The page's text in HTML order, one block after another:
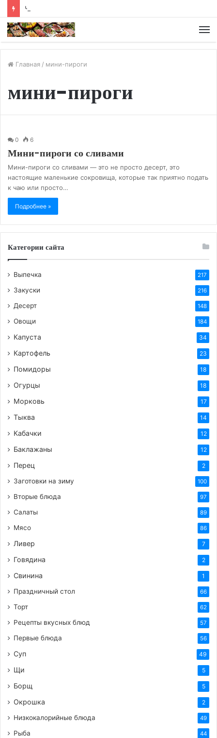
Чайная диета
Главная / мини-пироги
мини-пироги
0 6
Мини-пироги со сливами
Мини-пироги со сливами — это не просто десерт, это
настоящие маленькие сокровища, которые так приятно подать
к чаю или просто…
Подробнее »
Категории сайта
Выпечка 217
Закуски 216
Десерт 148
Овощи 184
Капуста 34
Картофель 23
Помидоры 18
Огурцы 18
Морковь 17
Тыква 14
Кабачки 12
Баклажаны 12
Перец 2
Заготовки на зиму 100
Вторые блюда 97
Салаты 89
Мясо 86
Ливер 7
Говядина 2
Свинина 1
Праздничный стол 66
Торт 62
Рецепты вкусных блюд 57
Первые блюда 56
Суп 49
Щи 5
Борщ 5
Окрошка 2
Низкокалорийные блюда 49
Рыба 44